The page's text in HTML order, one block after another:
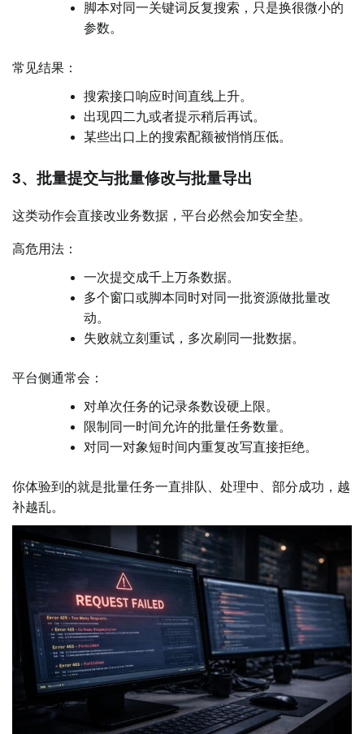
脚本对同一关键词反复搜索，只是换很微小的
参数。
常见结果：
搜索接口响应时间直线上升。
出现四二九或者提示稍后再试。
某些出口上的搜索配额被悄悄压低。
3、批量提交与批量修改与批量导出
这类动作会直接改业务数据，平台必然会加安全垫。
高危用法：
一次提交成千上万条数据。
多个窗口或脚本同时对同一批资源做批量改
动。
失败就立刻重试，多次刷同一批数据。
平台侧通常会：
对单次任务的记录条数设硬上限。
限制同一时间允许的批量任务数量。
对同一对象短时间内重复改写直接拒绝。
你体验到的就是批量任务一直排队、处理中、部分成功，越
补越乱。